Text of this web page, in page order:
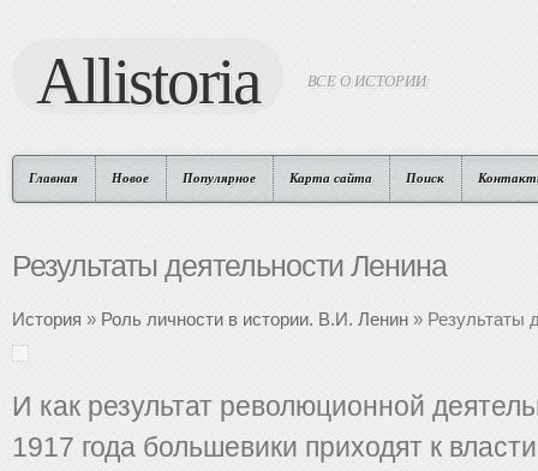
Allistoria ВСЕ О ИСТОРИИ
Главная Новое Популярное Карта сайта Поиск
Результаты деятельности Ленина
История » Роль личности в истории. В.И. Ленин » Результаты
И как результат революционной
1917 года большевики приходят к